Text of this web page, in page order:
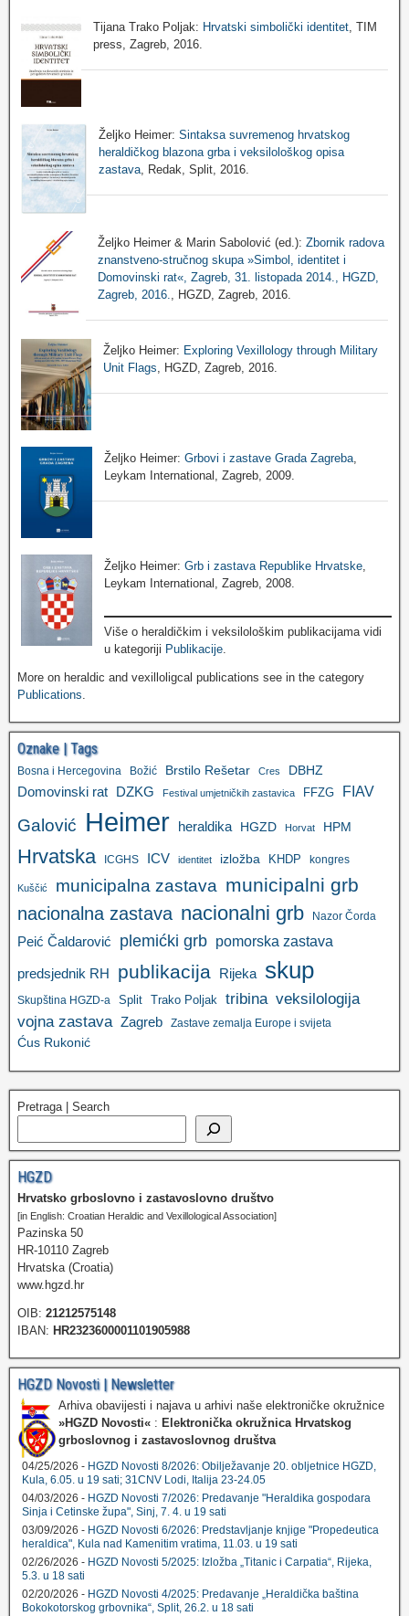
Tijana Trako Poljak: Hrvatski simbolički identitet , TIM
press, Zagreb, 2016.
Željko Heimer: Sintaksa suvremenog hrvatskog
heraldičkog blazona grba i veksilološkog opisa
zastava, Redak, Split, 2016.
Željko Heimer & Marin Sabolović (ed.): Zbornik radova
znanstveno-stručnog skupa »Simbol, identitet i
Domovinski rat«, Zagreb, 31. listopada 2014., HGZD,
Zagreb, 2016.
, HGZD, Zagreb, 2016.
Željko Heimer: Exploring Vexillology through Military
Unit Flags , HGZD, Zagreb, 2016.
Željko Heimer: Grbovi i zastave Grada Zagreba
Leykam International, Zagreb, 2009.
Željko Heimer:Grb i zastava Republike Hrvatske
Leykam International, Zagreb, 2008.
Više o heraldičkim i veksilološkim publikacijama vidi
u kategoriji Publikacije.
More on heraldic and vexilloligcal publications see in the category
Publications.
Oznake | Tags
Bosna i Hercegovina Božić Brstilo Rešetar Cres DBHZ
Domovinski rat DZKG Festival umjetničkih zastavica FFZG FIAV
Galović Heimer heraldika HGZD Horvat HPM
Hrvatska ICGHS ICV identitet izložba KHDP kongres
Kuščić municipalna zastava municipalni grb
nacionalna zastava nacionalni grb Nazor Čorda
Peić Čaldarović plemićki grb pomorska zastava
predsjednik RH publikacija Rijeka skup
Skupština HGZD-a Split Trako Poljak tribina veksilologija
vojna zastava Zagreb Zastave zemalja Europe i svijeta
Ćus Rukonić
Pretraga | Search
HGZD
Hrvatsko grboslovno i zastavoslovno društvo
[in English: Croatian Heraldic and Vexillological Association]
Pazinska 50
HR-10110 Zagreb
Hrvatska (Croatia)
www.hgzd.hr
OIB: 21212575148
IBAN: HR2323600001101905988
HGZD Novosti | Newsletter
Arhiva obavijesti i najava u arhivi naše elektroničke okružnice
»HGZD Novosti« : Elektronička okružnica Hrvatskog
grboslovnog i zastavoslovnog društva
04/25/2026 - HGZD Novosti 8/2026: Obilježavanje 20. obljetnice HGZD,
Kula, 6.05. u 19 sati; 31CNV Lodi, Italija 23-24.05
04/03/2026 - HGZD Novosti 7/2026: Predavanje "Heraldika gospodara
Sinja i Cetinske župa", Sinj, 7. 4. u 19 sati
03/09/2026 - HGZD Novosti 6/2026: Predstavljanje knjige "Propedeutica
heraldica", Kula nad Kamenitim vratima, 11.03. u 19 sati
02/26/2026 - HGZD Novosti 5/2025: Izložba „Titanic i Carpatia“, Rijeka,
5.3. u 18 sati
02/20/2026 - HGZD Novosti 4/2025: Predavanje „Heraldička baština
Bokokotorskog grbovnika“, Split, 26.2. u 18 sati